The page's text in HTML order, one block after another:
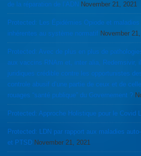
de la réparation de l’ADN November 21, 2021
Protected: Les Épidémies Opiode et
inhérentes au système normatif November
Protected: Avec de plus en plus de
aux vaccins RNAm et, inter alia, Redemsivir,
juridiques crédible contre les opportunistes
controle abusif d’une partie de ceux et de
rouages “santé publique” du Governement ?
Protected: Approche Holistique pour le Covid
Protected: LDN par rapport aux maladies
et PTSD November 21, 2021